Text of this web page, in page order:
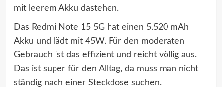
mit leerem Akku dastehen.
Das Redmi Note 15 5G hat einen 5.520 mAh
Akku und lädt mit 45W. Für den moderaten
Gebrauch ist das effizient und reicht völlig aus.
Das ist super für den Alltag, da muss man nicht
ständig nach einer Steckdose suchen.